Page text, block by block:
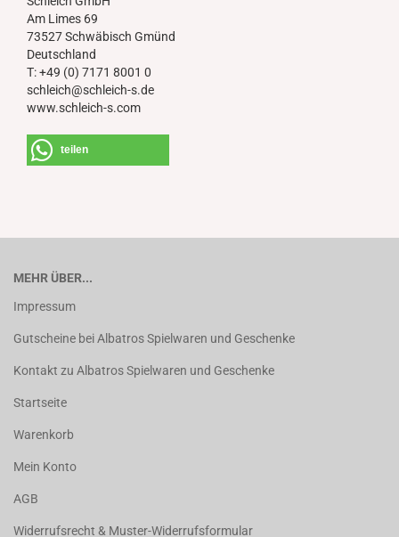
Am Limes 69
73527 Schwäbisch Gmünd
Deutschland
T: +49 (0) 7171 8001 0
schleich@schleich-s.de
www.schleich-s.com
teilen
MEHR ÜBER...
Impressum
Gutscheine bei Albatros Spielwaren und Geschenke
Kontakt zu Albatros Spielwaren und Geschenke
Startseite
Warenkorb
Mein Konto
AGB
Widerrufsrecht & Muster-Widerrufsformular